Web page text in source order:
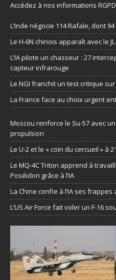
Accédez à nos informations
L’Inde négocie 114 Rafale, dont
Le H-6N chinois apparaît avec le
L’IA pilote un chasseur : 27
capteur infrarouge
Le NGI franchit un test critique
La France face au choix urgent
Moscou renforce le Su-57 avec
propulsion
Le U-2 et le « coin du cercueil » à
Le MQ-4C Triton apprend à
Poséidon grâce à l’IA
La Chine confie à l’IA ses
L’US Air Force fait voler un F-16